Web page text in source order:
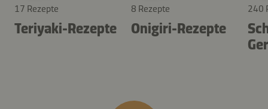
17 Rezepte
Teriyaki-Rezepte
8 Rezepte
Onigiri-Rezepte
240